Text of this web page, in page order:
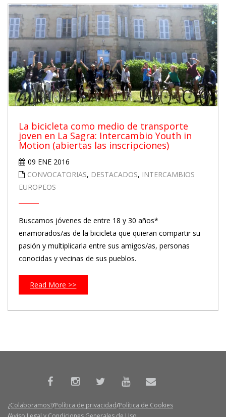
La bicicleta como medio de transporte
joven en La Sagra: Intercambio Youth in
Motion (abiertas las inscripciones)
09 ENE 2016
CONVOCATORIAS, DESTACADOS, INTERCAMBIOS
EUROPEOS
Buscamos jóvenes de entre 18 y 30 años*
enamorados/as de la bicicleta que quieran compartir su
pasión y multiplicarla entre sus amigos/as, personas
conocidas y vecinas de sus pueblos.
Read More >>
¿Colaboramos? Política de privacidad Política de Cookies